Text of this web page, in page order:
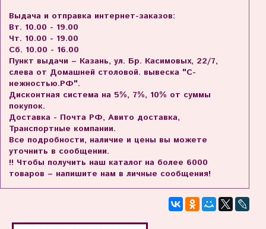
Выдача и отправка интернет-заказов:
Вт. 10.00 - 19.00
Чт. 10.00 - 19.00
Сб. 10.00 - 16.00
Пункт выдачи – Казань, ул. Бр. Касимовых, 22/7,
слева от Домашней столовой. вывеска "С-
нежностью.РФ".
Дисконтная система на 5%, 7%, 10% от суммы
покупок.
Доставка - Почта РФ, Авито доставка,
Транспортные компании.
Все подробности, наличие и цены вы можете
уточнить в сообщении.
!! Чтобы получить наш каталог на более 6000
товаров – напишите нам в личные сообщения!